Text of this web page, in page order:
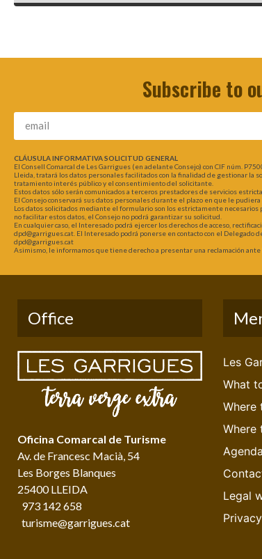
Subscribe to
CLÁUSULA INFORMATIVA SOLICITUD GENERAL
El Consell Comarcal de Les Garrigues (en adelante Consejo) con CIF núm.
Lleida, tratará los datos personales facilitados con la finalidad de gestionar
tratamiento interés público y el consentimiento del solicitante.
Estos datos sólo serán comunicados a terceros prestadores de servicios
El Consejo conservará sus datos personales durante el plazo en que le
Los datos solicitados mediante el formulario son los estrictamente necesarios
no facilitar estos datos, el Consejo no podrá garantizar su solicitud.
En cualquier caso, el Interesado podrá ejercer los derechos de acceso,
dpd@garrigues.cat. El Interesado podrá ponerse en contacto con el Delegado
dpd@garrigues.cat
Asimismo, le informamos que tiene derecho a presentar una reclamación ante
Office
Oficina Comarcal de Turisme
Av. de Francesc Macià, 54
Les Borges Blanques
25400 LLEIDA
973 142 658
turisme@garrigues.cat
Les
What
Where
Where
Agenda
Legal